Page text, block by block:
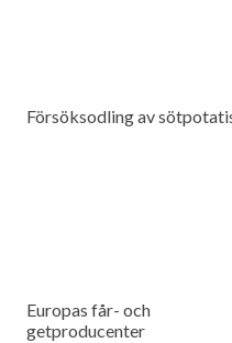
Försöksodling av
Europas får- och
getproducenter